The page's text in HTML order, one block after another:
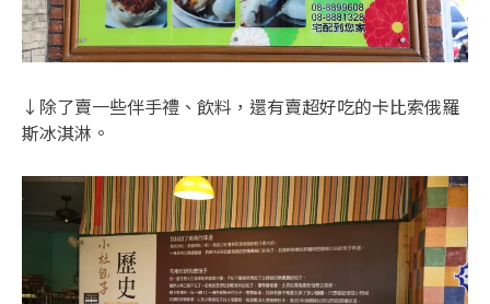
↓除了賣一些伴手禮、飲料，還有賣超好吃的卡比索俄羅
斯冰淇淋。